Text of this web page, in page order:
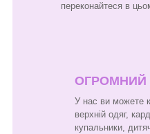
переконайтеся в
ОГРОМНИЙ
У нас ви можете
верхній одяг,
купальники,